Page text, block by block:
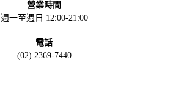
營業時間
週一至週日 12:00-21:00
電話
(02) 2369-7440